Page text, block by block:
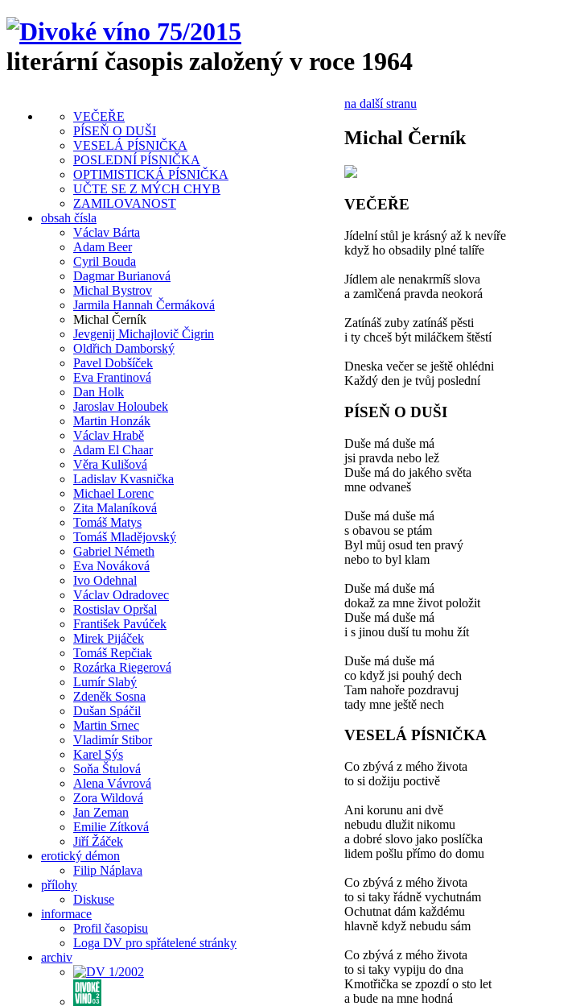
literární časopis založený v roce 1964
VEČEŘE
PÍSEŇ O DUŠI
VESELÁ PÍSNIČKA
POSLEDNÍ PÍSNIČKA
OPTIMISTICKÁ PÍSNIČKA
UČTE SE Z MÝCH CHYB
ZAMILOVANOST
obsah čísla
Václav Bárta
Adam Beer
Cyril Bouda
Dagmar Burianová
Michal Bystrov
Jarmila Hannah Čermáková
Michal Černík
Jevgenij Michajlovič Čigrin
Oldřich Damborský
Pavel Dobšíček
Eva Frantinová
Dan Holk
Jaroslav Holoubek
Martin Honzák
Václav Hrabě
Adam El Chaar
Věra Kulišová
Ladislav Kvasnička
Michael Lorenc
Zita Malaníková
Tomáš Matys
Tomáš Mladějovský
Gabriel Németh
Eva Nováková
Ivo Odehnal
Václav Odradovec
Rostislav Opršal
František Pavúček
Mirek Pijáček
Tomáš Repčiak
Rozárka Riegerová
Lumír Slabý
Zdeněk Sosna
Dušan Spáčil
Martin Srnec
Vladimír Stibor
Karel Sýs
Soňa Štulová
Alena Vávrová
Zora Wildová
Jan Zeman
Emilie Zítková
Jiří Žáček
erotický démon
Filip Náplava
přílohy
Diskuse
informace
Profil časopisu
Loga DV pro spřátelené stránky
archiv
na další stranu
Michal Černík
VEČEŘE
Jídelní stůl je krásný až k nevíře
když ho obsadily plné talíře
Jídlem ale nenakrmíš slova
a zamlčená pravda neokorá
Zatínáš zuby zatínáš pěsti
i ty chceš být miláčkem štěstí
Dneska večer se ještě ohlédni
Každý den je tvůj poslední
PÍSEŇ O DUŠI
Duše má duše má
jsi pravda nebo lež
Duše má do jakého světa
mne odvaneš
Duše má duše má
s obavou se ptám
Byl můj osud ten pravý
nebo to byl klam
Duše má duše má
dokaž za mne život položit
Duše má duše má
i s jinou duší tu mohu žít
Duše má duše má
co když jsi pouhý dech
Tam nahoře pozdravuj
tady mne ještě nech
VESELÁ PÍSNIČKA
Co zbývá z mého života
to si dožiju poctivě
Ani korunu ani dvě
nebudu dlužit nikomu
a dobré slovo jako poslíčka
lidem pošlu přímo do domu
Co zbývá z mého života
to si taky řádně vychutnám
Ochutnat dám každému
hlavně když nebudu sám
Co zbývá z mého života
to si taky vypiju do dna
Kmotřička se zpozdí o sto let
a bude na mne hodná